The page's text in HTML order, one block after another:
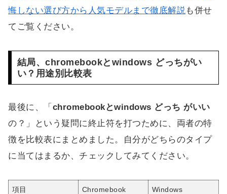
悔しない選び方から人気モデルまで徹底解説も併せ
てご覧ください。
結局、chromebookとwindows どっちがい
い？用途別比較表
最後に、「 chromebookとwindows どっち がいい
の？」という疑問に終止符を打つために、両者の特
徴を比較表にまとめました。自分がどちらのタイプ
に当てはまるか、チェックしてみてください。
項目 Chromebook Windows